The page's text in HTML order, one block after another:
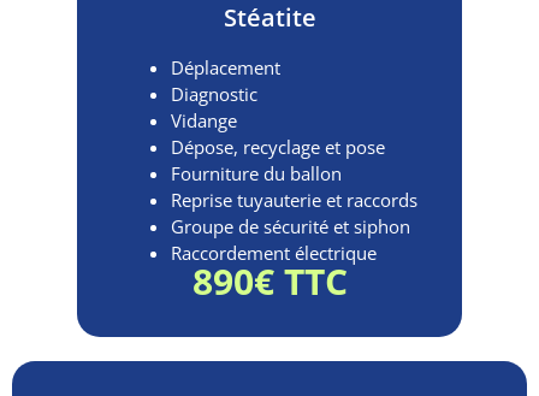
Stéatite
Déplacement
Diagnostic
Vidange
Dépose, recyclage et pose
Fourniture du ballon
Reprise tuyauterie et raccords
Groupe de sécurité et siphon
Raccordement électrique
890€ TTC